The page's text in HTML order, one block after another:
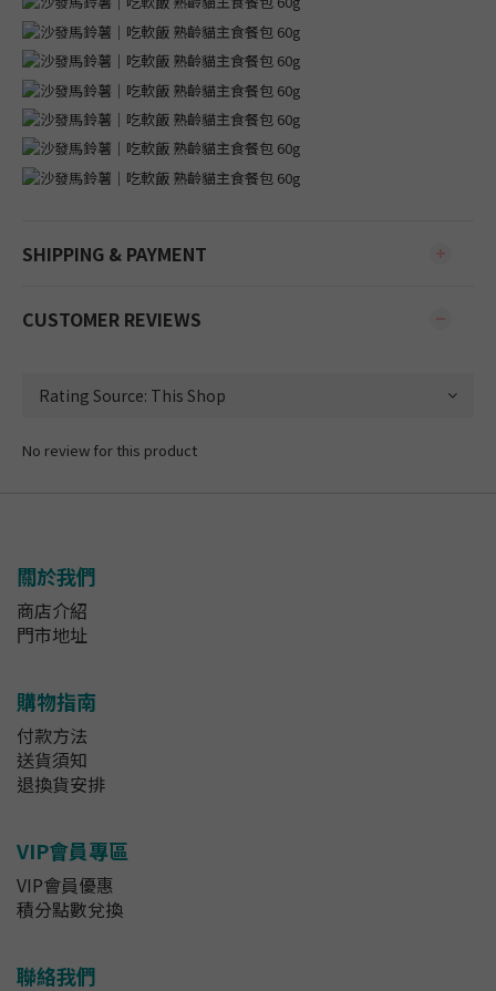
SHIPPING & PAYMENT
CUSTOMER REVIEWS
No review for this product
關於我們
商店介紹
門市地址
購物指南
付款方法
送貨須知
退換貨安排
VIP會員專區
VIP會員優惠
積分點數兌換
聯絡我們